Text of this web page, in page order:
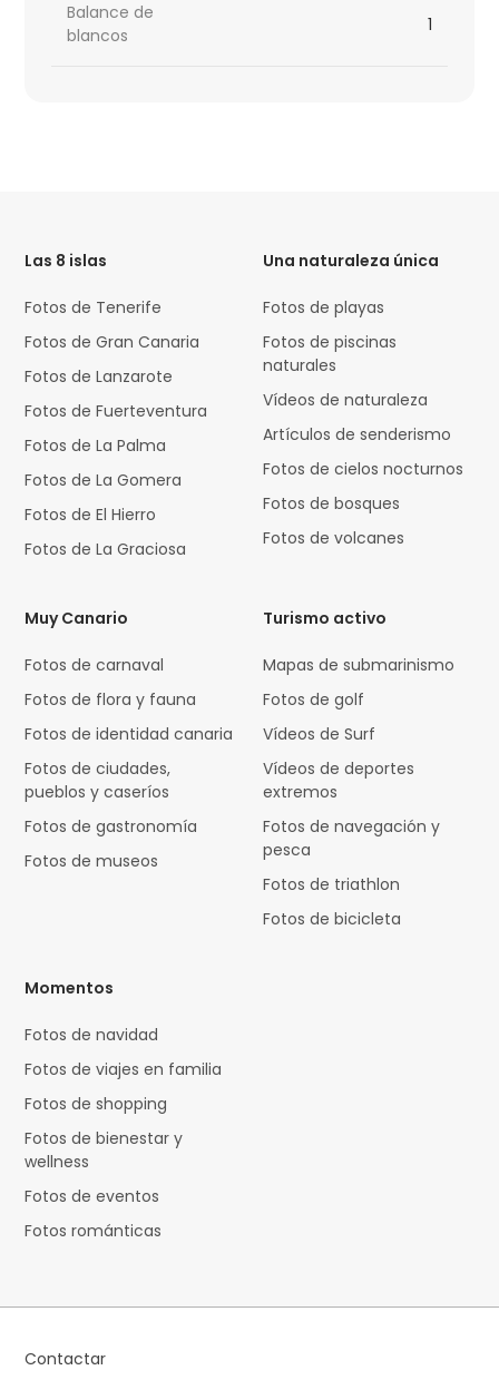
Balance de
blancos
1
Las 8 islas
Fotos de Tenerife
Fotos de Gran Canaria
Fotos de Lanzarote
Fotos de Fuerteventura
Fotos de La Palma
Fotos de La Gomera
Fotos de El Hierro
Fotos de La Graciosa
Una naturaleza única
Fotos de playas
Fotos de piscinas
naturales
Vídeos de naturaleza
Artículos de senderismo
Fotos de cielos nocturnos
Fotos de bosques
Fotos de volcanes
Muy Canario
Fotos de carnaval
Fotos de flora y fauna
Fotos de identidad canaria
Fotos de ciudades,
pueblos y caseríos
Fotos de gastronomía
Fotos de museos
Turismo activo
Mapas de submarinismo
Fotos de golf
Vídeos de Surf
Vídeos de deportes
extremos
Fotos de navegación y
pesca
Fotos de triathlon
Fotos de bicicleta
Momentos
Fotos de navidad
Fotos de viajes en familia
Fotos de shopping
Fotos de bienestar y
wellness
Fotos de eventos
Fotos románticas
Contactar